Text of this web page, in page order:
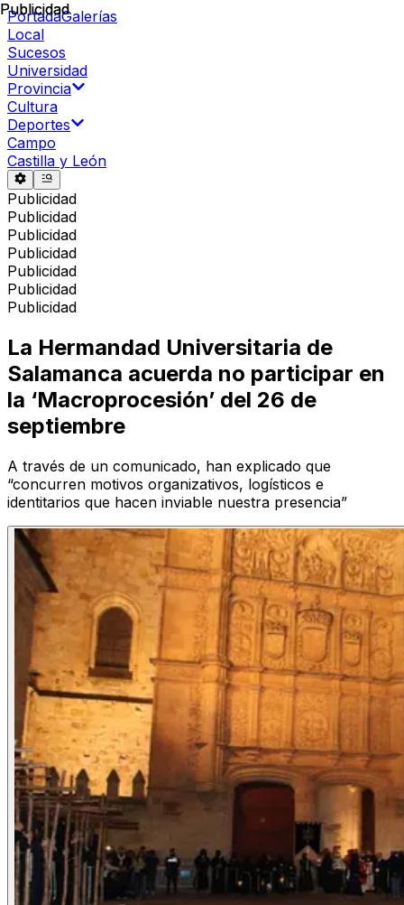
PortadaGalerías
Local
Sucesos
Universidad
Provincia
Cultura
Deportes
Campo
Castilla y León
Publicidad
Publicidad
Publicidad
Publicidad
Publicidad
Publicidad
Publicidad
Publicidad
La Hermandad Universitaria de
Salamanca acuerda no participar en
la ‘Macroprocesión’ del 26 de
septiembre
A través de un comunicado, han explicado que
“concurren motivos organizativos, logísticos e
identitarios que hacen inviable nuestra presencia”
Publicidad